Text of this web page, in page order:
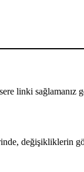
linki
değişikliklerin